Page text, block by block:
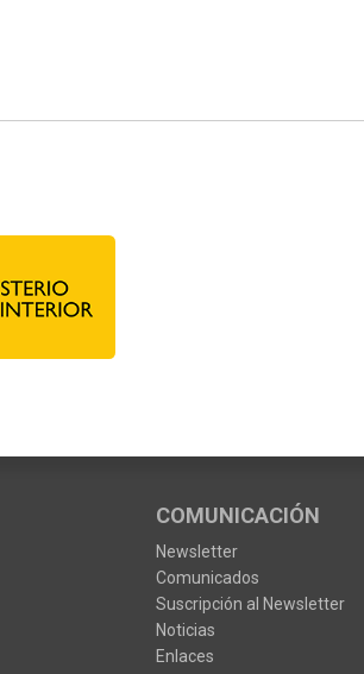
COMUNICACIÓN
Newsletter
Comunicados
Suscripción al Newsletter
Noticias
Enlaces